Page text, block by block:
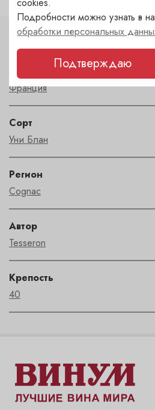
Характеристики
Франция
Сорт
Уни Блан
Регион
Cognac
Автор
Tesseron
Крепость
40
Подробности можно узнать в
обработки персональных
Подтверждаю